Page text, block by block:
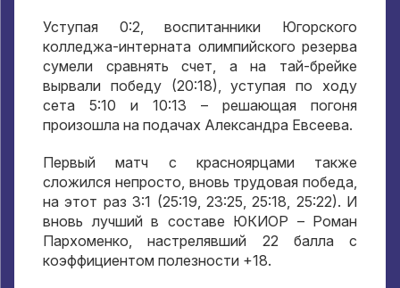
Уступая 0:2, воспитанники Югорского
колледжа-интерната олимпийского резерва
сумели сравнять счет, а на тай-брейке
вырвали победу (20:18), уступая по ходу
сета 5:10 и 10:13 – решающая погоня
произошла на подачах Александра Евсеева.
Первый матч с красноярцами также
сложился непросто, вновь трудовая победа,
на этот раз 3:1 (25:19, 23:25, 25:18, 25:22). И
вновь лучший в составе ЮКИОР – Роман
Пархоменко, настрелявший 22 балла с
коэффициентом полезности +18.